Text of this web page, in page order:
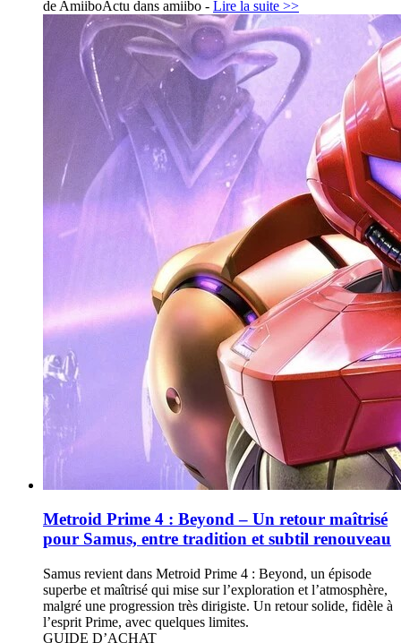
de AmiiboActu dans amiibo - Lire la suite >>
Metroid Prime 4 : Beyond – Un retour maîtrisé
pour Samus, entre tradition et subtil renouveau
Samus revient dans Metroid Prime 4 : Beyond, un épisode
superbe et maîtrisé qui mise sur l’exploration et l’atmosphère,
malgré une progression très dirigiste. Un retour solide, fidèle à
l’esprit Prime, avec quelques limites.
GUIDE D’ACHAT